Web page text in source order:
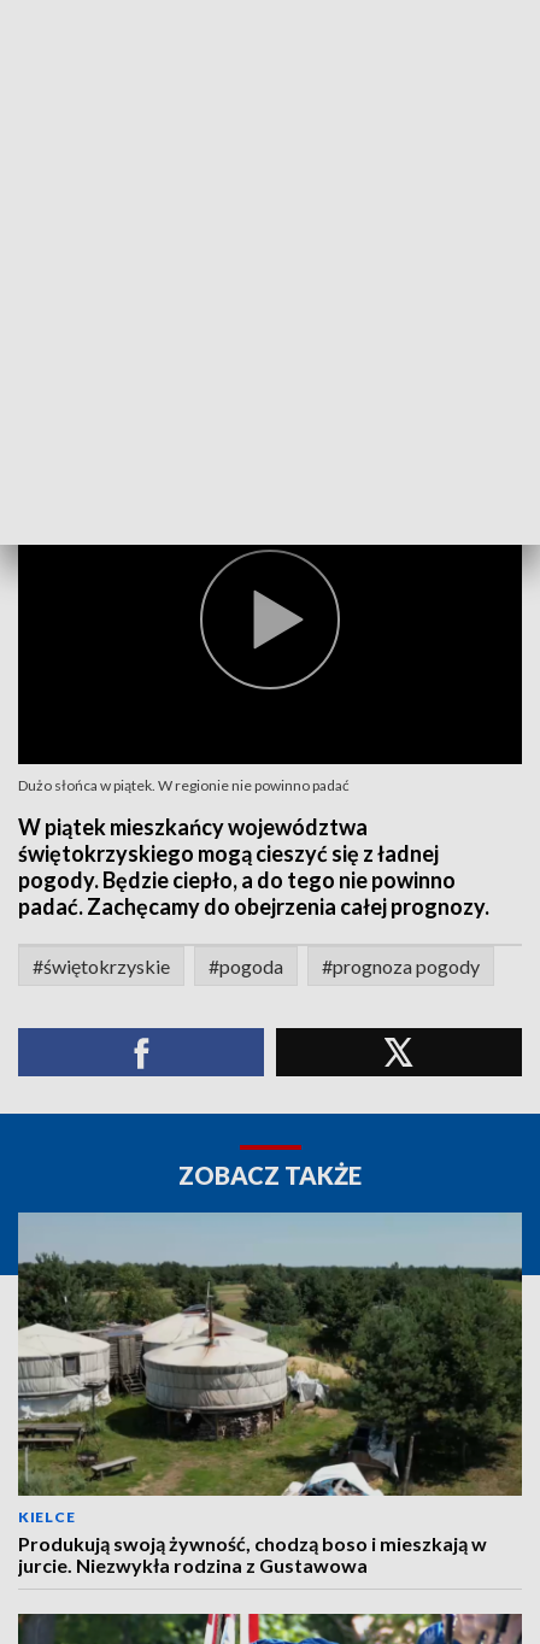
Dużo słońca w piątek. W regionie nie powinno padać
W piątek mieszkańcy województwa
świętokrzyskiego mogą cieszyć się z ładnej
pogody. Będzie ciepło, a do tego nie powinno
padać. Zachęcamy do obejrzenia całej prognozy.
#świętokrzyskie #pogoda #prognoza pogody
ZOBACZ TAKŻE
KIELCE
Produkują swoją żywność, chodzą boso i mieszkają w
jurcie. Niezwykła rodzina z Gustawowa